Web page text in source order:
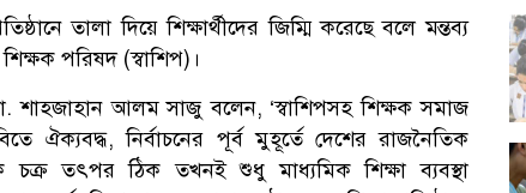
তালা দিয়ে শিক্ষার্থীদের জিম্মি করেছে বলে মন্তব্য
পরিষদ (স্বাশিপ)।
শাহজাহান আলম সাজু বলেন, ‘স্বাশিপসহ শিক্ষক সমাজ
ঐক্যবদ্ধ, নির্বাচনের পূর্ব মুহূর্তে দেশের রাজনৈতিক
চক্র তৎপর ঠিক তখনই শুধু মাধ্যমিক শিক্ষা ব্যবস্থা